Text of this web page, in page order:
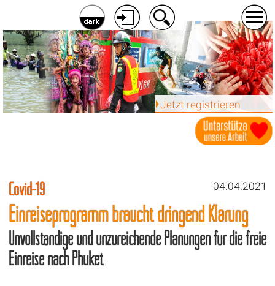
Jetzt registrieren
04.04.2021
Covid-19
Einreiseprogramm braucht dringend Klärung
Unvollständige und unzureichende Planungen für die freie
Einreise nach Phuket